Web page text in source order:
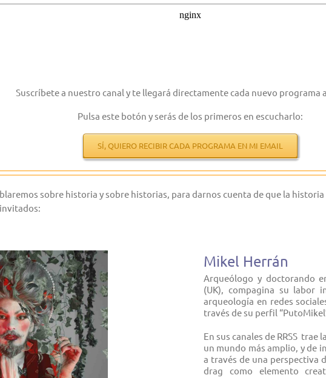
Suscríbete a nuestro canal y te llegará directamente cada nuevo programa
Pulsa este botón y serás de los primeros en escucharlo:
SÍ, QUIERO RECIBIR CADA PROGRAMA EN MI EMAIL
sobre historia y sobre historias, para darnos cuenta de que la
Mikel Herrán
Arqueólogo y doctorando
(UK), compagina su labor
arqueología en redes
través de su perfil
En sus canales de RRSS
un mundo más amplio, y de
a través de una perspectiva
drag como elemento